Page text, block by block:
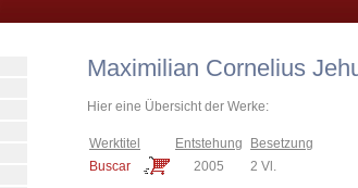
Maximilian Cornelius
Hier eine Übersicht der Werke:
Werktitel Entstehung
Besetzung
Buscar
2005 2 Vl.